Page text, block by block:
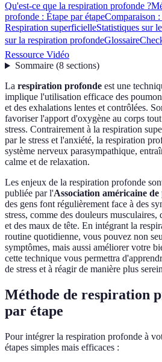
Qu'est-ce que la respiration profonde ?
profonde : Étape par étapeComparaison
Respiration superficielleStatistiques sur
sur la respiration profondeGlossaire
Ressource Vidéo
Sommaire(8 sections)
La respiration profonde est une
implique l'utilisation efficace des
et des exhalations lentes et contrôlées.
favoriser l'apport d'oxygène au corps
stress. Contrairement à la respiration
par le stress et l'anxiété, la respiration
système nerveux parasympathique,
calme et de relaxation.
Les enjeux de la respiration profonde
publiée par l'Association américaine de
des gens font régulièrement face à des
stress, comme des douleurs musculaires,
et des maux de tête. En intégrant la
routine quotidienne, vous pouvez non
symptômes, mais aussi améliorer votre
cette technique vous permettra
de stress et à réagir de manière plus
Méthode de respiration
par étape
Pour intégrer la respiration profonde à
étapes simples mais efficaces :